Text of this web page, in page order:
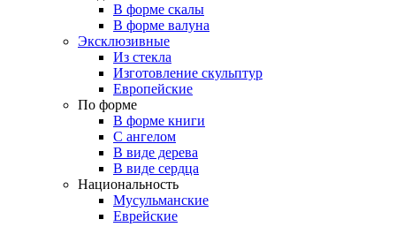
В форме скалы
В форме валуна
Эксклюзивные
Из стекла
Изготовление скульптур
Европейские
По форме
В форме книги
С ангелом
В виде дерева
В виде сердца
Национальность
Мусульманские
Еврейские